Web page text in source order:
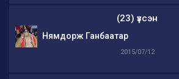
(23) үзсэн
Нямдорж Ганбаатар
2015/07/12